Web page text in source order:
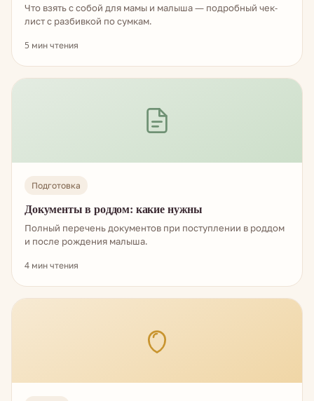
Что взять с собой для мамы и малыша — подробный чек-
лист с разбивкой по сумкам.
5 мин чтения
Подготовка
Документы в роддом: какие нужны
Полный перечень документов при поступлении в роддом
и после рождения малыша.
4 мин чтения